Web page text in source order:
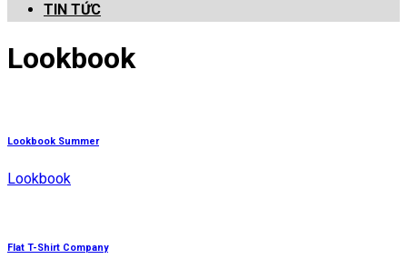
TIN TỨC
Lookbook
Lookbook Summer
Lookbook
Flat T-Shirt Company